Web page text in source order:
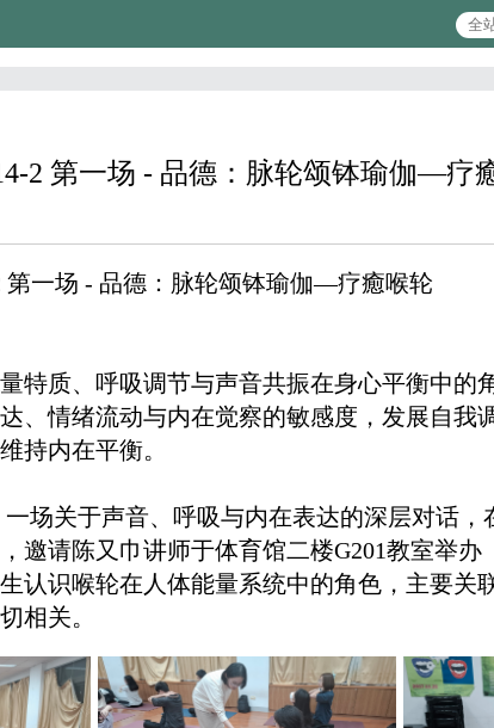
2 第一场 - 品德：脉轮颂钵瑜伽—疗
第一场 - 品德：脉轮颂钵瑜伽—疗癒喉轮
特质、呼吸调节与声音共振在身心平衡中的
、情绪流动与内在觉察的敏感度，发展自我
持内在平衡。
场关于声音、呼吸与内在表达的深层对话，
邀请陈又巾讲师于体育馆二楼G201教室举
认识喉轮在人体能量系统中的角色，主要关
相关。